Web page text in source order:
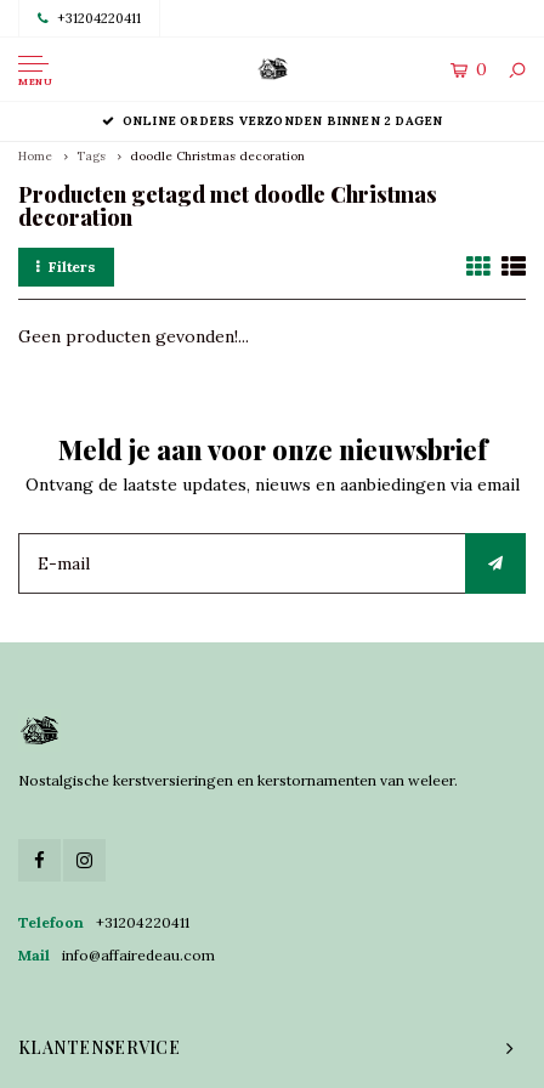
+31204220411
MENU
0
ONLINE ORDERS VERZONDEN BINNEN 2 DAGEN
Home Tags doodle Christmas decoration
Producten getagd met doodle Christmas
decoration
Filters
Geen producten gevonden!...
Meld je aan voor onze nieuwsbrief
Ontvang de laatste updates, nieuws en aanbiedingen via email
Nostalgische kerstversieringen en kerstornamenten van weleer.
Telefoon
+31204220411
Mail
info@affairedeau.com
KLANTENSERVICE